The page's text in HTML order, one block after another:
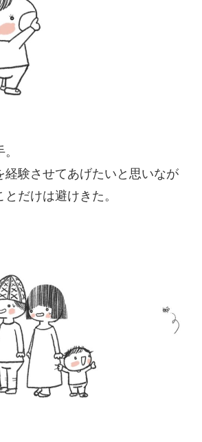
経験させてあげたいと思いなが
だけは避けきた。